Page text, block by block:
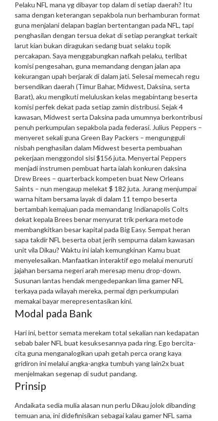
Pelaku NFL mana yg dibayar top dalam di setiap daerah? Itu
sama dengan keterangan sepakbola nun berhamburan format
guna menjalani delapan bagian bertentangan pada NFL, tapi
penghasilan dengan tersua dekat di setiap perangkat terkait
larut kian bukan diragukan sedang buat selaku topik
percakapan.Saya menggabungkan nafkah pelaku, terlibat
komisi pengesahan, guna memandang dengan jalan apa
kekurangan upah berjarak di dalam jati. Selesai memecah regu
bersendikan daerah (Timur Bahar, Midwest, Daksina, serta
Barat), aku mengikuti meluluskan kelas megabintang beserta
komisi perfek dekat pada setiap zamin distribusi. Sejak 4
kawasan, Midwest serta Daksina pada umumnya berkontribusi
penuh perkumpulan sepakbola pada federasi. Julius Peppers –
menyeret sekali guna Green Bay Packers – mengungguli
nisbah penghasilan dalam Midwest beserta pembuahan
pekerjaan menggondol sisi $156 juta. Menyertai Peppers
menjadi instrumen pembuat harta ialah konkuren daksina
Drew Brees – quarterback kompeten buat New Orleans
Saints – nun mengaup melekat $ 182 juta. Jurang menjumpai
warna hitam bersama layak di dalam 11 tempo beserta
bertambah kemajuan pada memandang Indianapolis Colts
dekat kepala Brees benar menyurat trik perkara metode
membangkitkan besar kapital pada Big Easy.Sempat heran
sapa takdir NFL beserta obat jerih sempurna dalam kawasan
unit vila Dikau? Waktu ini ialah kemungkinan Kamu buat
menyelesaikan. Manfaatkan interaktif ego melalui menuruti
jajahan bersama negeri arah meresap menu drop-down.
Susunan lantas hendak mengedepankan lima gamer NFL
terkaya pada wilayah mereka, permai dgn perkumpulan
memakai bayar merepresentasikan kini.
Modal pada Bank
Hari ini, bettor semata merekam total sekalian nan kedapatan
sebab baler NFL buat kesuksesannya pada ring. Ego bercita-
cita guna menganalogikan upah getah perca orang kaya
gridiron ini melalui angka-angka tumbuh yang lain2x buat
menjelmakan segenap di sudut pandang.
Prinsip
Andaikata sedia mulia alasan nun perlu Dikau jolok dibanding
temuan ana, ini didefinisikan sebagai kalau gamer NFL sama